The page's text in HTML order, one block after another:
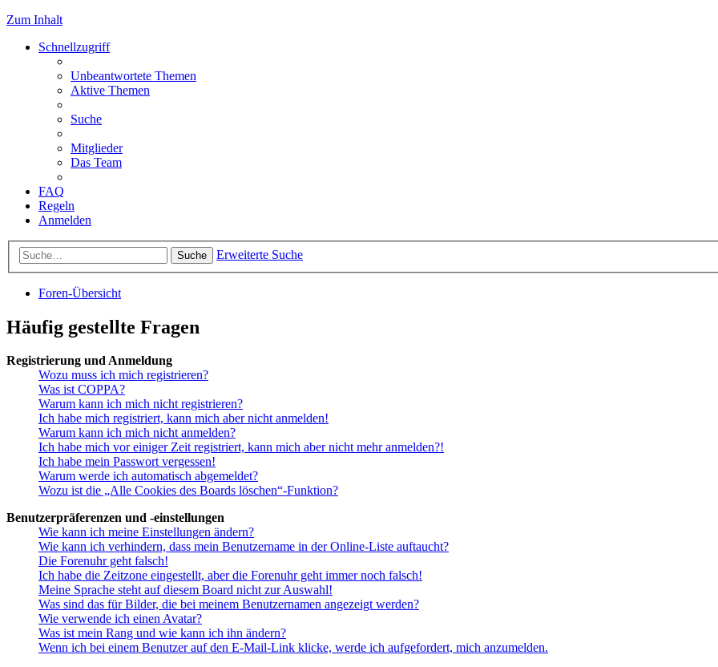
Zum Inhalt
Schnellzugriff
Unbeantwortete Themen
Aktive Themen
Suche
Mitglieder
Das Team
FAQ
Regeln
Anmelden
Suche Erweiterte Suche
Foren-Übersicht
Häufig gestellte Fragen
Registrierung und Anmeldung
Wozu muss ich mich registrieren?
Was ist COPPA?
Warum kann ich mich nicht registrieren?
Ich habe mich registriert, kann mich aber nicht anmelden!
Warum kann ich mich nicht anmelden?
Ich habe mich vor einiger Zeit registriert, kann mich aber nicht mehr anmelden?!
Ich habe mein Passwort vergessen!
Warum werde ich automatisch abgemeldet?
Wozu ist die „Alle Cookies des Boards löschen“-Funktion?
Benutzerpräferenzen und -einstellungen
Wie kann ich meine Einstellungen ändern?
Wie kann ich verhindern, dass mein Benutzername in der Online-Liste auftaucht?
Die Forenuhr geht falsch!
Ich habe die Zeitzone eingestellt, aber die Forenuhr geht immer noch falsch!
Meine Sprache steht auf diesem Board nicht zur Auswahl!
Was sind das für Bilder, die bei meinem Benutzernamen angezeigt werden?
Wie verwende ich einen Avatar?
Was ist mein Rang und wie kann ich ihn ändern?
Wenn ich bei einem Benutzer auf den E-Mail-Link klicke, werde ich aufgefordert, mich anzumelden.